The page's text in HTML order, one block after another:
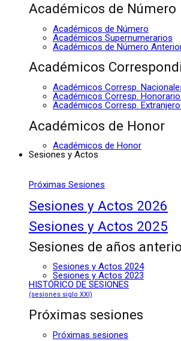
Académicos de Número
Académicos de Número
Académicos Supernumerarios
Académicos de Número
Académicos
Académicos Corresp.
Académicos Corresp.
Académicos Corresp.
Académicos de Honor
Académicos de Honor
Sesiones y Actos
Próximas Sesiones
Sesiones y Actos 2026
Sesiones y Actos 2025
Sesiones de años
Sesiones y Actos 2024
Sesiones y Actos 2023
HISTÓRICO DE SESIONES
(sesiones siglo XXI)
Próximas sesiones
Próximas sesiones